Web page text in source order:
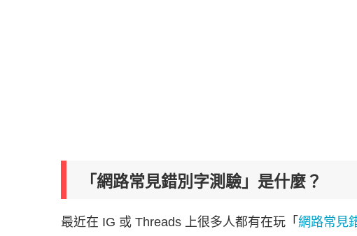
「網路常見錯別字測驗」是什麼？
最近在 IG 或 Threads 上很多人都有在玩「 網路常見